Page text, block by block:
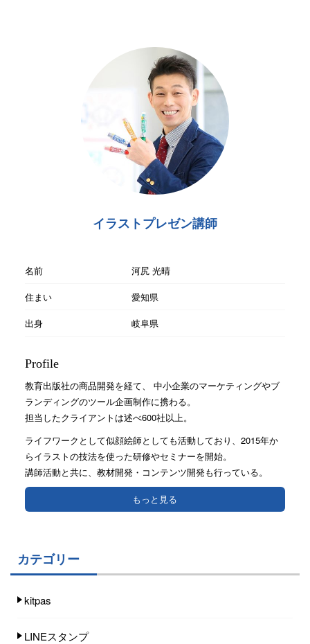
イラストプレゼン講師
名前
河尻 光晴
住まい
愛知県
出身
岐阜県
Profile
教育出版社の商品開発を経て、 中小企業のマーケティングやブ
ランディングのツール企画制作に携わる。
担当したクライアントは述べ600社以上。
ライフワークとして似顔絵師としても活動しており、2015年か
らイラストの技法を使った研修やセミナーを開始。
講師活動と共に、教材開発・コンテンツ開発も行っている。
もっと見る
カテゴリー
kitpas
LINEスタンプ